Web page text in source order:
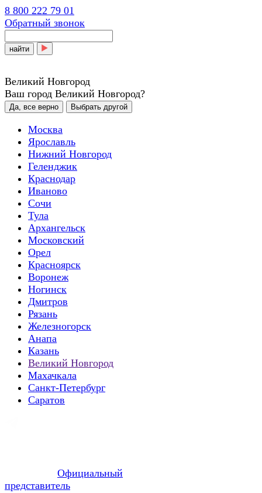
8 800 222 79 01
Обратный звонок
найти
Великий Новгород
Ваш город Великий Новгород?
Да, все верно Выбрать другой
Москва
Ярославль
Нижний Новгород
Геленджик
Краснодар
Иваново
Сочи
Тула
Архангельск
Московский
Орел
Красноярск
Воронеж
Ногинск
Дмитров
Рязань
Железногорск
Анапа
Казань
Великий Новгород
Махачкала
Санкт-Петербург
Саратов
Официальный
представитель